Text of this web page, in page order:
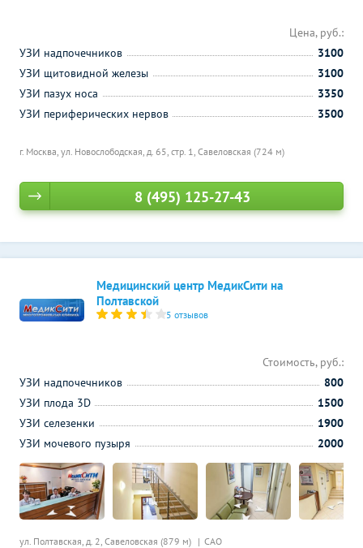
г. Москва, ул. Новослободская, д. 65, стр. 1, Савеловская (724 м)
Цена, руб.:
УЗИ надпочечников
3100
УЗИ щитовидной железы
3100
УЗИ пазух носа
3350
УЗИ периферических нервов
3500
8 (495) 125-27-43
Медицинский центр МедикСити на
Полтавской
5 отзывов
ул. Полтавская, д. 2, Савеловская (879 м) САО
Стоимость, руб.:
УЗИ надпочечников
800
УЗИ плода 3D
1500
УЗИ селезенки
1900
УЗИ мочевого пузыря
2000